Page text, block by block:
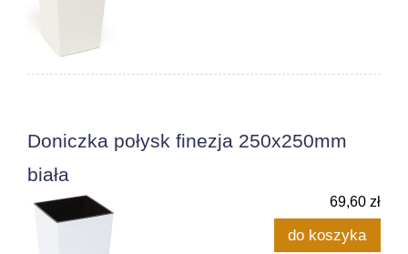
Doniczka połysk finezja 250x250mm
biała
69,60 zł
do koszyka